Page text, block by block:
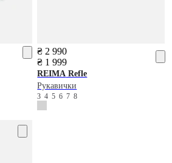
₴ 2 990
₴ 1 999
REIMA Refle
Рукавички
345678